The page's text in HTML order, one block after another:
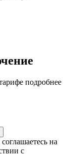
подробнее
на
с